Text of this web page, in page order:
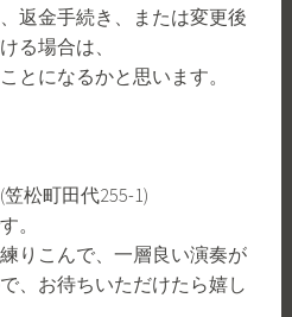
返金手続き、または変更後
る場合は、
とになるかと思います。
松町田代255-1)
。
りこんで、一層良い演奏が
、お待ちいただけたら嬉し